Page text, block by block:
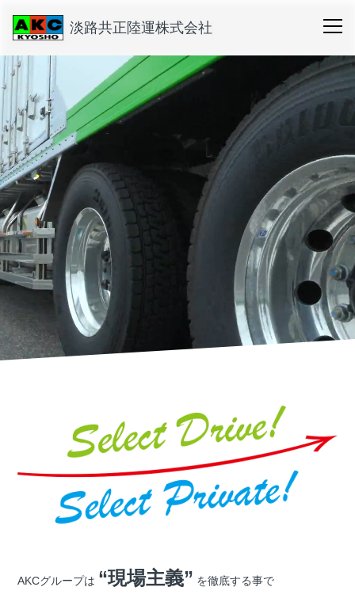
淡路共正陸運株式会社
AKCグループは “現場主義” を徹底する事で